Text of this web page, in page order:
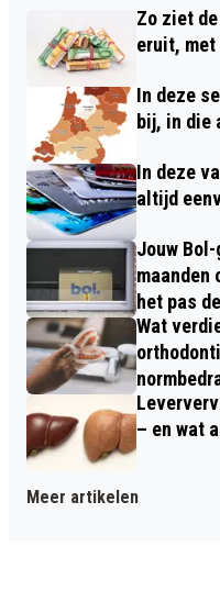
Zo ziet
eruit, met
In deze
bij, in die
In deze
altijd
Jouw
maanden
het pas
Wat
– en wat
Meer artikelen